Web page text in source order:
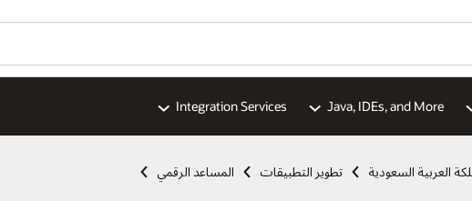
Java, IDEs, and More
Integration Services
تطوير التطبيقات المساعد الرقمي